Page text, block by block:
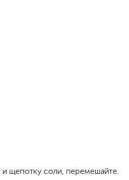
щепотку соли, перемешайте.